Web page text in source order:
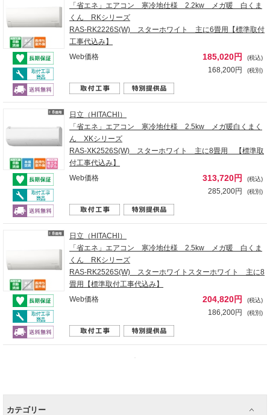
「省エネ」エアコン 寒冷地仕様 2.2kw メガ暖 白くま
くん RKシリーズ
RAS-RK2226S(W) スターホワイト 主に6畳用【標準取付
工事代込み】
Web価格
185,020円 (税込)
168,200円 (税別)
日立（HITACHI）
「省エネ」エアコン 寒冷地仕様 2.5kw メガ暖白くまく
ん XKシリーズ
RAS-XK2526S(W) スターホワイト 主に8畳用 【標準取
付工事代込み】
Web価格
313,720円 (税込)
285,200円 (税別)
日立（HITACHI）
「省エネ」エアコン 寒冷地仕様 2.5kw メガ暖 白くま
くん RKシリーズ
RAS-RK2526S(W) スターホワイトスターホワイト 主に8
畳用【標準取付工事代込み】
Web価格
204,820円 (税込)
186,200円 (税別)
カテゴリー